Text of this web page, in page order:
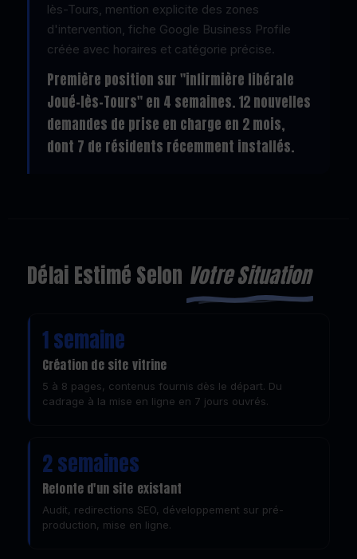
lès-Tours, mention explicite des zones
d'intervention, fiche Google Business Profile
créée avec horaires et catégorie précise.
Première position sur "infirmière libérale
Joué-lès-Tours" en 4 semaines. 12 nouvelles
demandes de prise en charge en 2 mois,
dont 7 de résidents récemment installés.
Délai Estimé Selon Votre Situation
1 semaine
Création de site vitrine
5 à 8 pages, contenus fournis dès le départ. Du
cadrage à la mise en ligne en 7 jours ouvrés.
2 semaines
Refonte d'un site existant
Audit, redirections SEO, développement sur pré-
production, mise en ligne.